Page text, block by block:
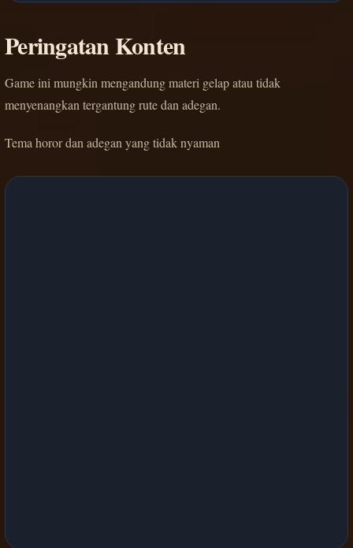
Peringatan Konten
Game ini mungkin mengandung materi gelap atau tidak
menyenangkan tergantung rute dan adegan.
Tema horor dan adegan yang tidak nyaman